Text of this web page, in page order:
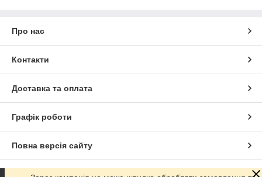
Про нас
Контакти
Доставка та оплата
Графік роботи
Повна версія сайту
Сайт створено на маркетплейсі Prom.ua